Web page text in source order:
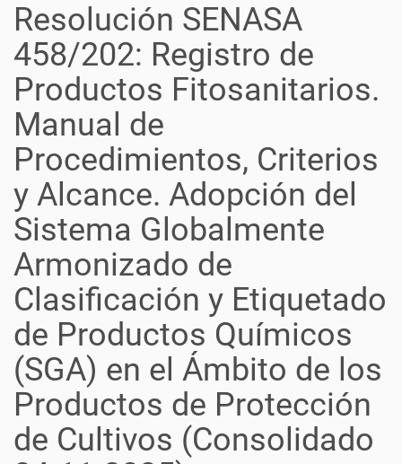
Resolución SENASA
458/202: Registro de
Productos Fitosanitarios.
Manual de
Procedimientos, Criterios
y Alcance. Adopción del
Sistema Globalmente
Armonizado de
Clasificación y Etiquetado
de Productos Químicos
(SGA) en el Ámbito de los
Productos de Protección
de Cultivos (Consolidado